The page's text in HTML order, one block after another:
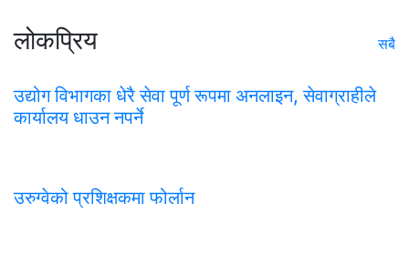
लोकप्रिय सबै
उद्योग विभागका धेरै सेवा पूर्ण रूपमा अनलाइन, सेवाग्राहीले
कार्यालय धाउन नपर्ने
उरुग्वेको प्रशिक्षकमा फोर्लान